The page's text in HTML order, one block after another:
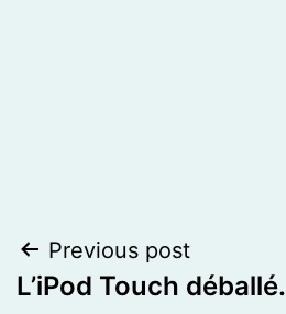
Post
Previous post
L’iPod Touch déballé.